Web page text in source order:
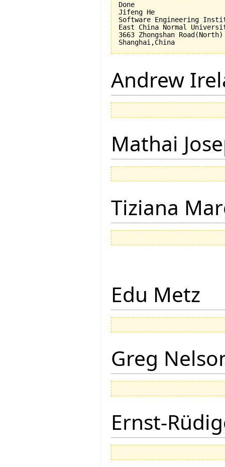
Done
Jifeng He
Software Engineering
East China Normal
3663 Zhongshan Road(North)
Andrew
Mathai
Tiziana
Edu Metz
Greg
Ernst-